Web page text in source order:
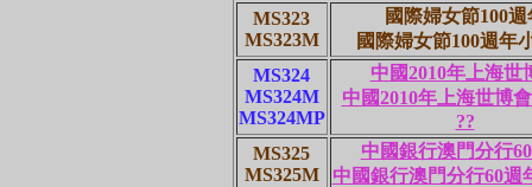
MS323
MS323M
國際婦女節100週
國際婦女節100週年
MS324
MS324M
MS324MP
中國2010年上海世
中國2010年上海世博
??
MS325
MS325M
中國銀行澳門分行
中國銀行澳門分行60週